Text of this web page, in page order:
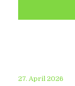
27. April 2026